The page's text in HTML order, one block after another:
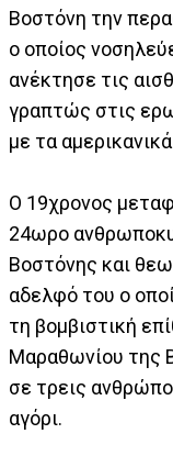
Βοστόνη την
ο οποίος
ανέκτησε τις
γραπτώς στις
με τα
Ο 19χρονος
24ωρο
Βοστόνης και
αδελφό του ο
τη βομβιστική
Μαραθωνίου της
σε τρεις
αγόρι.